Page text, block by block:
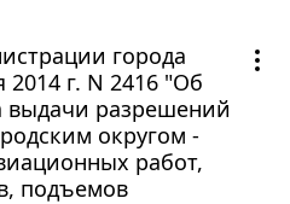
города
2014 г. N 2416 "Об
выдачи разрешений
округом -
работ,
подъемов